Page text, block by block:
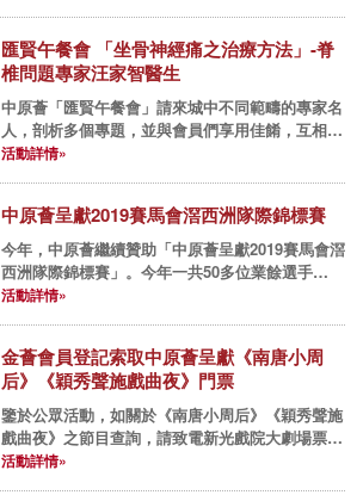
匯賢午餐會 「坐骨神經痛之治療方法」-脊
椎問題專家汪家智醫生
中原薈「匯賢午餐會」請來城中不同範疇的專家名
人，剖析多個專題，並與會員們享用佳餚，互相交
流經驗。 2019年午餐會： 11月12日(二) 專題講座
活動詳情»
中原薈呈獻2019賽馬會滘西洲隊際錦標賽
今年，中原薈繼續贊助「中原薈呈獻2019賽馬會滘
西洲隊際錦標賽」。今年一共50多位業餘選手
(男、女/青少年自由組合)，每隊4人，組成13隊，
活動詳情»
金薈會員登記索取中原薈呈獻《南唐小周
后》《穎秀聲施戲曲夜》門票
鑒於公眾活動，如關於《南唐小周后》《穎秀聲施
戲曲夜》之節目查詢，請致電新光戲院大劇場票務
處(852)25632959。中原薈(活動組):
活動詳情»